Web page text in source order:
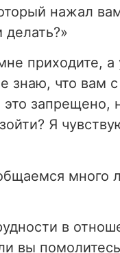
нажал
приходите, а
знаю, что вам
запрещено,
Я
много
в
вы